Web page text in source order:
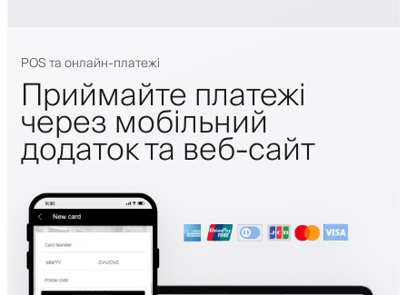
POS та онлайн-платежі
Приймайте платежі
через мобільний
додаток та веб-сайт